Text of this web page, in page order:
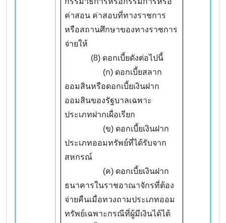
ค่าสอน ค่าสอบที่ทางราชการ
หรือสถานศึกษาของทางราชการ
จ่ายให้
(8) ดอกเบี้ยดังต่อไปนี้
(ก) ดอกเบี้ยสลาก
ออมสินหรือดอกเบี้ยเงินฝาก
ออมสินของรัฐบาลเฉพาะ
ประเภทฝากเผื่อเรียก
(ข) ดอกเบี้ยเงินฝาก
ประเภทออมทรัพย์ที่ได้รับจาก
สหกรณ์
(ค) ดอกเบี้ยเงินฝาก
ธนาคารในราชอาณาจักรที่ต้อง
จ่ายคืนเมื่อทวงถามประเภทออม
ทรัพย์เฉพาะกรณีที่ผู้มีเงินได้ได้